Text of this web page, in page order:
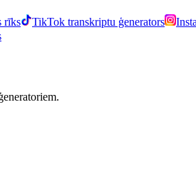
rīks TikTok transkriptu ģenerators